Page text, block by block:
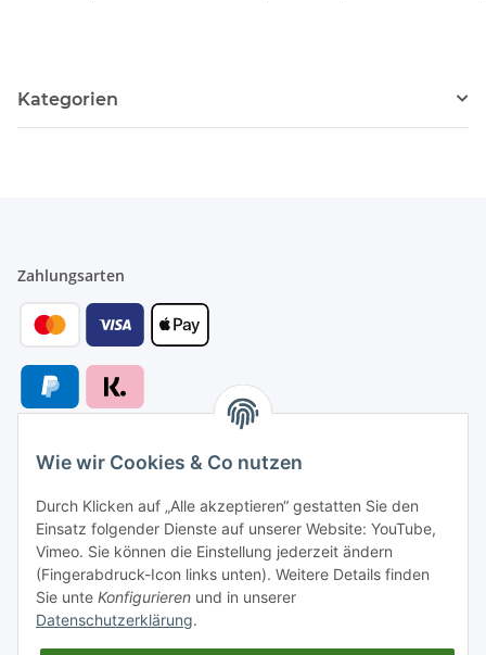
Kategorien
Zahlungsarten
Versandarten
Versand nach
Wie wir Cookies & Co nutzen
Durch Klicken auf „Alle akzeptieren“ gestatten Sie den
Einsatz folgender Dienste auf unserer Website: YouTube,
Vimeo. Sie können die Einstellung jederzeit ändern
(Fingerabdruck-Icon links unten). Weitere Details finden
Sie unte Konfigurieren und in unserer
Datenschutzerklärung.